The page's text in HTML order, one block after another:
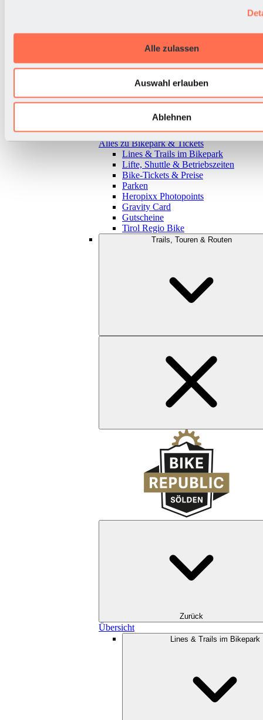
Alle zulassen
Auswahl erlauben
Ablehnen
Zurück
Alles zu Bikepark & Tickets
Lines & Trails im Bikepark
Lifte, Shuttle & Betriebszeiten
Bike-Tickets & Preise
Parken
Heropixx Photopoints
Gravity Card
Gutscheine
Tirol Regio Bike
Trails, Touren & Routen
Zurück
Übersicht
Lines & Trails im Bikepark